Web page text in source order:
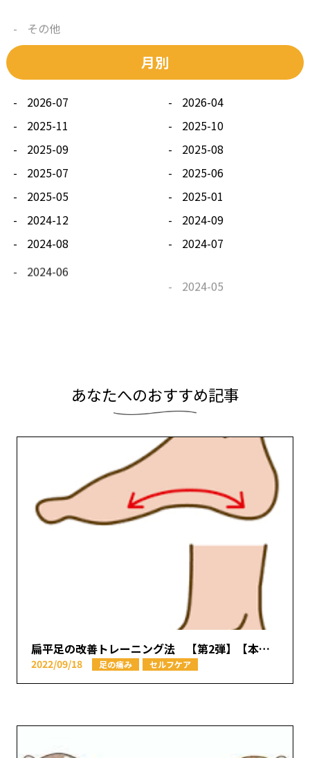
月別
2026-07
2026-04
2025-11
2025-10
2025-09
2025-08
2025-07
2025-06
2025-05
2025-01
2024-12
2024-09
2024-08
2024-07
2024-06
2024-03
あなたへのおすすめ記事
扁平足の改善トレーニング法 【第2弾】【本厚木駅で痛みの原因を取り除く あかつき整骨院】
2022/09/18 足の痛み セルフケア